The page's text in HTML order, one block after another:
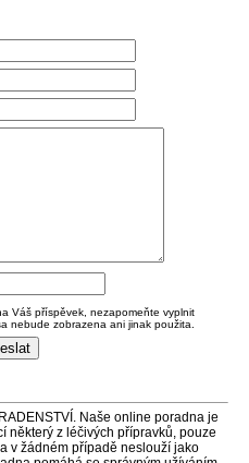
Váš příspěvek, nezapomeňte vyplnit
nebude zobrazena ani jinak použita.
Naše online poradna je
některý z léčivých přípravků, pouze
v žádném případě neslouží jako